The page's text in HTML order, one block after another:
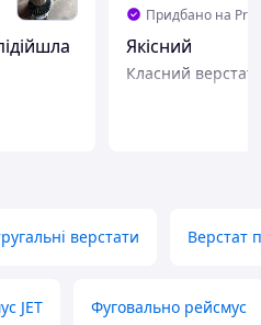
Придбано на
Якісний
Класний верстат
верстати Верстат
JET Фуговально рейсмус